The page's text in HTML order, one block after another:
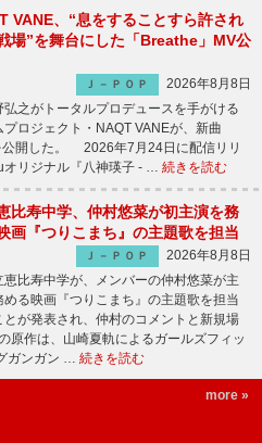
VANE、“息をすることすら許され
場”を舞台にした「Breathe」MV公
Ｊ－ＰＯＰ
2026年8月8日
之がトータルプロデュースを手がける
プロジェクト・NAQT VANEが、新曲
公開した。 2026年7月24日に配信リリ
オリジナル『八神瑛子 - … 続きを読む
比寿中学、仲村悠菜が初主演を務
画『つりこまち』の主題歌を担当
Ｊ－ＰＯＰ
2026年8月8日
比寿中学が、メンバーの仲村悠菜が主
める映画『つりこまち』の主題歌を担当
とが発表され、仲村のコメントと新規場
作は、山崎夏軌によるガールズフィッ
ガンガン … 続きを読む
more »